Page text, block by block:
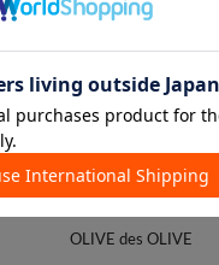
NICE CLAUP /
OLIVE des OLIVE